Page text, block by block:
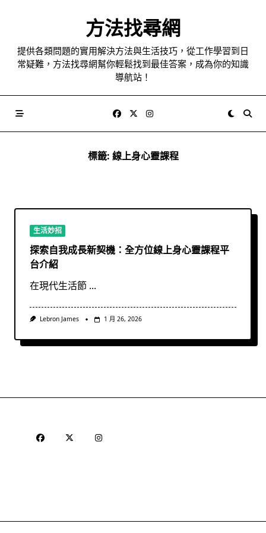
方法找尋網
提供各類問題的實用解決方法與生活技巧，從工作學習到日
常疑難，方法找尋網幫你輕鬆找到最佳答案，成為你的知識
導航站！
標籤: 線上身心靈課程
生活妙招
探索自我成長新契機：全方位線上身心靈課程平
台介紹
在現代生活節 ...
Lebron James 1 月 26, 2026